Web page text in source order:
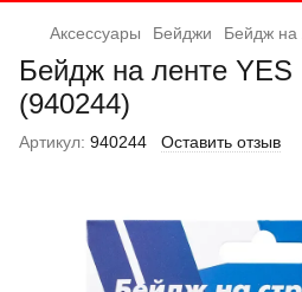
Аксессуары Бейджи Бейдж на
Бейдж на ленте YES
(940244)
Артикул: 940244 Оставить отзыв